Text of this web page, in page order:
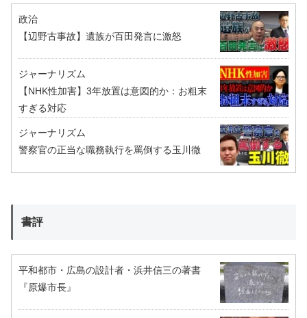
政治
【辺野古事故】遺族が百田発言に激怒
ジャーナリズム
【NHK性加害】3年放置は意図的か：お粗末
すぎる対応
ジャーナリズム
警察官の正当な職務執行を罵倒する玉川徹
書評
平和都市・広島の設計者・浜井信三の著書
『原爆市長』